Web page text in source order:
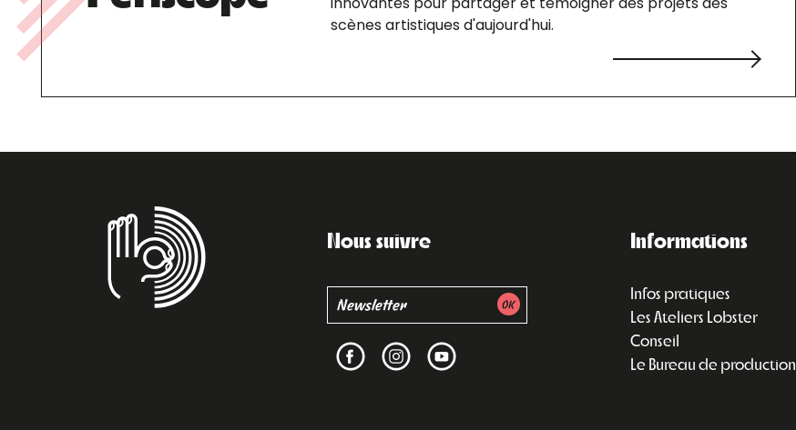
scènes artistiques d'aujourd'hui.
Nous suivre Informations
Infos pratiques
Les Ateliers Lobster
Conseil
Le Bureau de production